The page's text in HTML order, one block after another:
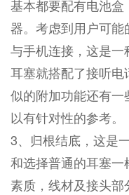
基本都要配有电池
器。考虑到用户可
与手机连接，这是
耳塞就搭配了接听
似的附加功能还有
以有针对性的参考。
3、归根结底，这是
和选择普通的耳塞
素质，线材及接头